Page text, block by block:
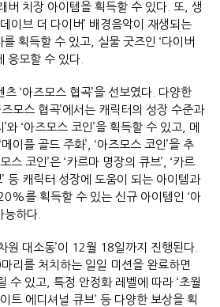
버 치장 아이템을 획득할 수 있다. 또, 생
이브 더 다이버’ 배경음악이 재생되는
를 획득할 수 있고, 실물 굿즈인 ‘다이버
응모할 수 있다.
‘아즈모스 협곡’을 선보였다. 다양한
모스 협곡’에서는 캐릭터의 성장 수준과
와 ‘아즈모스 코인’을 획득할 수 있고, 메
이플 골드 주화’, ‘아즈모스 코인’을 추
스 코인’은 ‘카르마 명장의 큐브’, ‘카르
등 캐릭터 성장에 도움이 되는 아이템과
를 획득할 수 있는 신규 아이템인 ‘아
능하다.
원 대소동’이 12월 18일까지 진행된다.
리를 처치하는 일일 미션을 완료하면
수 있고, 특정 안정화 레벨에 따라 ‘초월
트 에디셔널 큐브’ 등 다양한 보상을 획